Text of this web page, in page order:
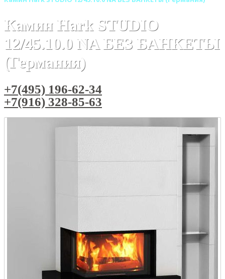
Камин Hark STUDIO
12/45.10.0 NA БЕЗ БАНКЕТЫ
(Германия)
+7(495) 196-62-34
+7(916) 328-85-63